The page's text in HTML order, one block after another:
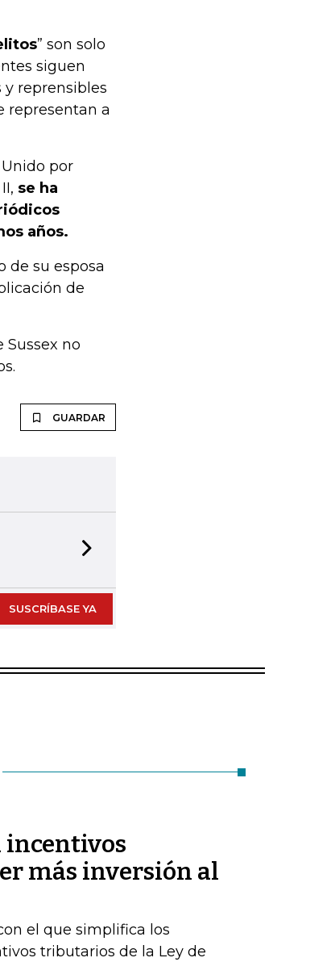
” son solo
siguen
reprensibles
representan a
por
se ha
años.
de su esposa
de
no
GUARDAR
SUSCRÍBASE YA
incentivos
más inversión al
el que simplifica los
tributarios de la Ley de